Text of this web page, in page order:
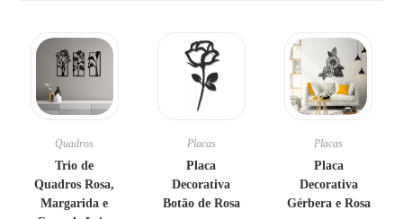
Quadros
Trio de
Quadros Rosa,
Margarida e
Placas
Placa
Decorativa
Botão de Rosa
Placas
Placa
Decorativa
Gérbera e Rosa